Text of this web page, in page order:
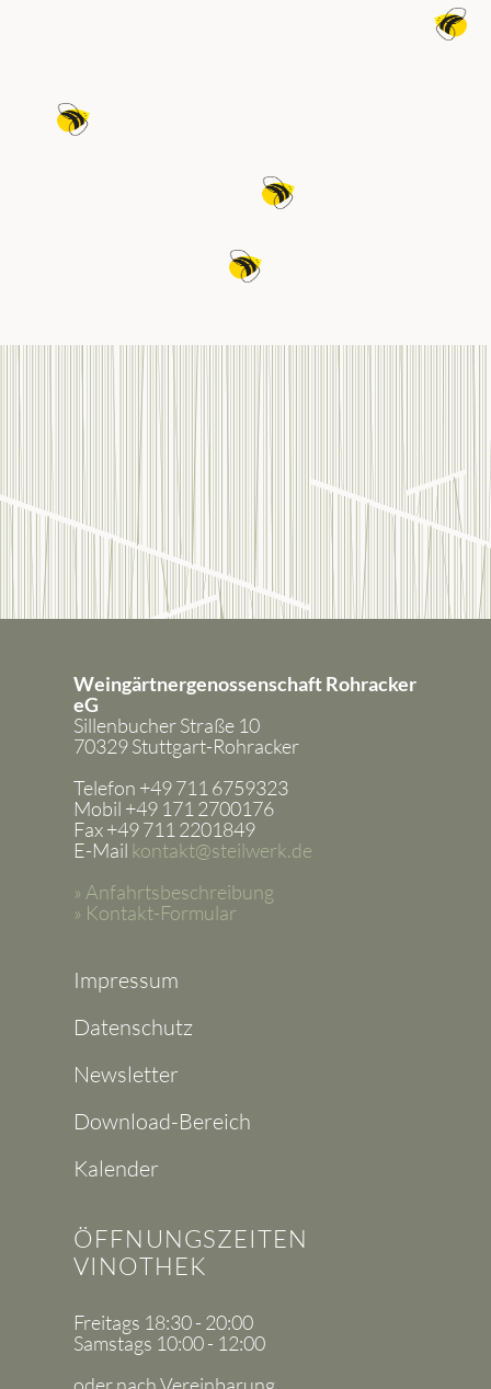
Weingärtnergenossenschaft Rohracker
eG
Sillenbucher Straße 10
70329 Stuttgart-Rohracker
Telefon +49 711 6759323
Mobil +49 171 2700176
Fax +49 711 2201849
E-Mail kontakt@steilwerk.de
» Anfahrtsbeschreibung
» Kontakt-Formular
Impressum
Datenschutz
Newsletter
Download-Bereich
Kalender
ÖFFNUNGSZEITEN
VINOTHEK
Freitags 18:30 - 20:00
Samstags 10:00 - 12:00